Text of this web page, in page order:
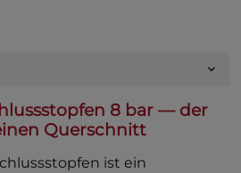
8 bar — der
Querschnitt
ist ein